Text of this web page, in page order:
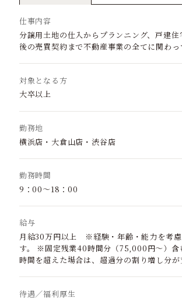
仕事内容
分譲用土地の仕入からプランニング、戸建住
後の売買契約まで不動産事業の全てに関わっ
対象となる方
大卒以上
勤務地
横浜店・大倉山店・渋谷店
勤務時間
9：00～18：00
給与
月給30万円以上 ※経験・年齢・能力を考慮
す。 ※固定残業40時間分（75,000円～）
時間を超えた場合は、超過分の割り増し分が
待遇／福利厚生